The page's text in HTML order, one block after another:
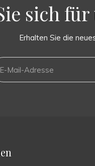
sich
Erhalten Sie die